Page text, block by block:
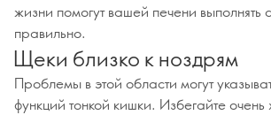
жизни помогут вашей печени выполнять
правильно.
Щеки близко к ноздрям
Проблемы в этой области могут
функций тонкой кишки. Избегайте очень